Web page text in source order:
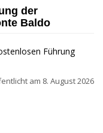
der
Baldo
Führung
am 8. August 2026